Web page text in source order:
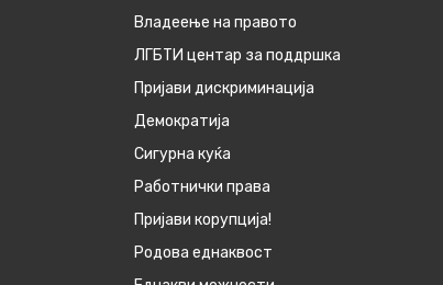
Владеење на правото
ЛГБТИ центар за поддршка
Пријави дискриминација
Демократија
Сигурна куќа
Работнички права
Пријави корупција!
Родова еднаквост